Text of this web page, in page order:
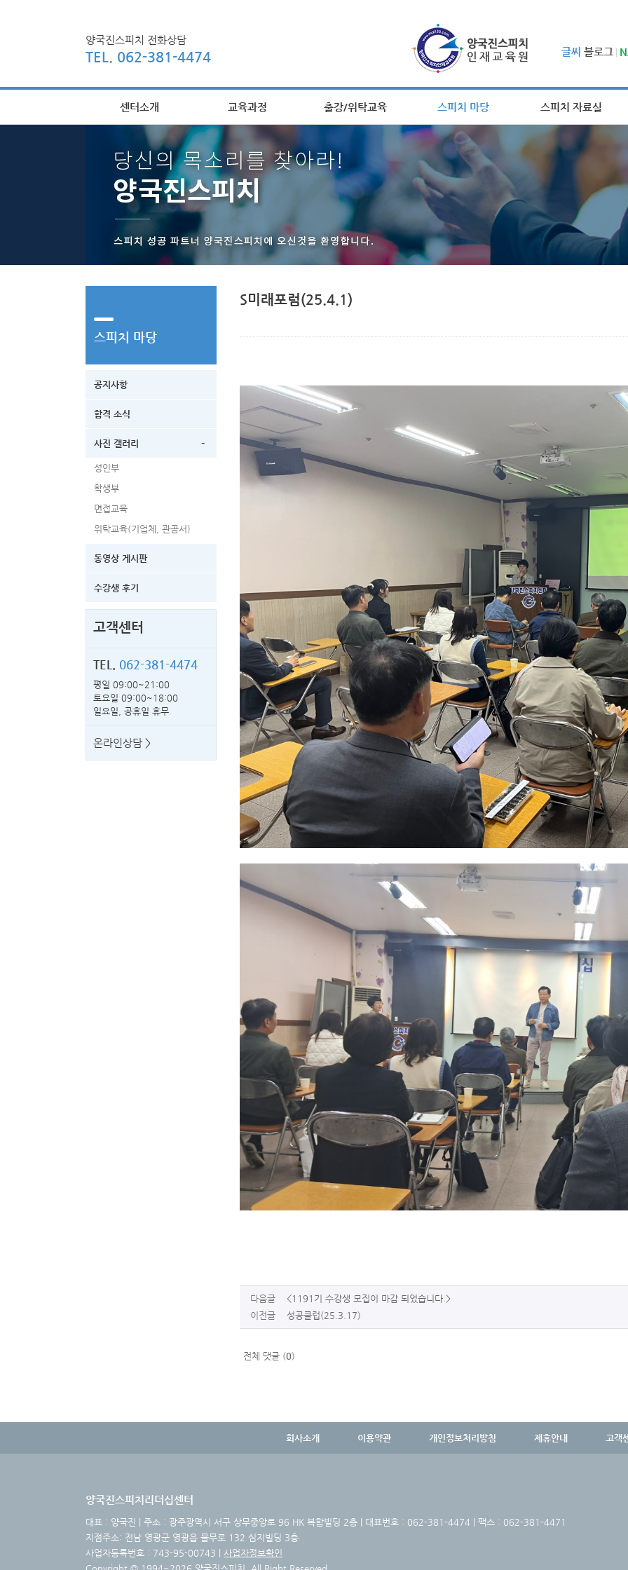
양국진스피치 전화상담
TEL. 062-381-4474 글씨 블로그
센터소개 교육과정 출강/위탁교육 스피치 마당 스피치 자료실
스피치 마당
공지사항
합격 소식
사진 갤러리 -
성인부
학생부
면접교육
위탁교육(기업체, 관공서)
동영상 게시판
수강생 후기
고객센터
TEL. 062-381-4474
평일 09:00~21:00
토요일 09:00~18:00
일요일, 공휴일 휴무
온라인상담 >
S미래포럼(25.4.1)
다음글 <1191기 수강생 모집이 마감 되었습니다.>
이전글 성공클럽(25.3.17)
전체 댓글 (0)
회사소개 이용약관 개인정보처리방침 제휴안내 고객
양국진스피치리더십센터
대표 : 양국진 | 주소 : 광주광역시 서구 상무중앙로 96 HK 복합빌딩 2층 | 대표번호 : 062-381-4474 | 팩스 : 062-381-4471
지점주소: 전남 영광군 영광읍 물무로 132 심지빌딩 3층
사업자등록번호 : 743-95-00743 | 사업자정보확인